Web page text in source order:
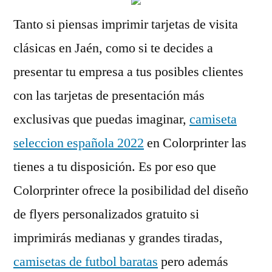
Tanto si piensas imprimir tarjetas de visita
clásicas en Jaén, como si te decides a
presentar tu empresa a tus posibles clientes
con las tarjetas de presentación más
exclusivas que puedas imaginar, camiseta
seleccion española 2022 en Colorprinter las
tienes a tu disposición. Es por eso que
Colorprinter ofrece la posibilidad del diseño
de flyers personalizados gratuito si
imprimirás medianas y grandes tiradas,
camisetas de futbol baratas pero además